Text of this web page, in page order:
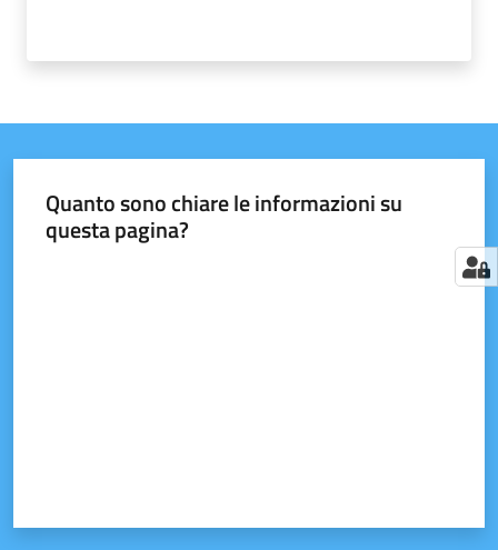
Quanto sono chiare le informazioni su
questa pagina?